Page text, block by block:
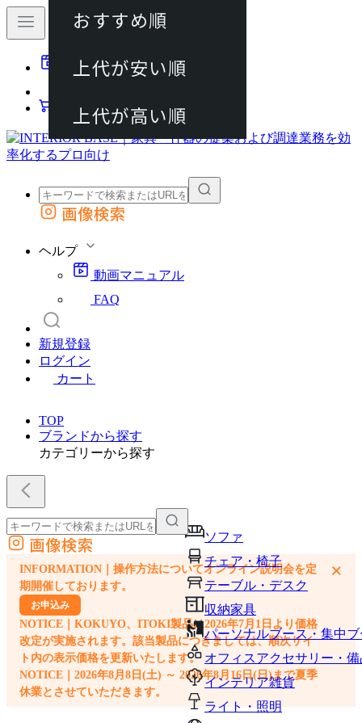
動画マニュアル
カート
外部サイトの商品をカートに追加
画像検索
ヘルプ
動画マニュアル
FAQ
新規登録
ログイン
カート
TOP
ブランドから探す
カテゴリーから探す
ソファ
チェア・椅子
テーブル・デスク
収納家具
パーソナルブース・集中
オフィスアクセサリー・備
インテリア雑貨
ライト・照明
外部サイトの商品をカートに追加
他のサイトで見つけた商品ページのURLを貼り付けて、カートに追加できます
画像検索
INFORMATION｜操作方法についてオンライン説明会を定
期開催しております。
お申込み
NOTICE｜KOKUYO、ITOKI製品は2026年7月1日より価格
改定が実施されます。該当製品につきましては、順次サイ
ト内の表示価格を更新いたします。
NOTICE｜2026年8月8日(土) ～ 2026年8月16日(日)まで夏季
休業とさせていただきます。
×
おすすめ順
上代が安い順
上代が高い順